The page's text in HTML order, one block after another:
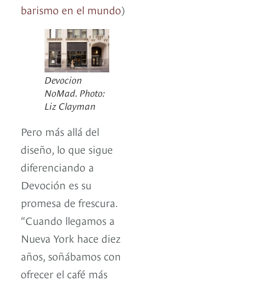
barismo en el mundo)
Devocion
NoMad. Photo:
Liz Clayman
Pero más allá del
diseño, lo que sigue
diferenciando a
Devoción es su
promesa de frescura.
“Cuando llegamos a
Nueva York hace diez
años, soñábamos con
ofrecer el café más